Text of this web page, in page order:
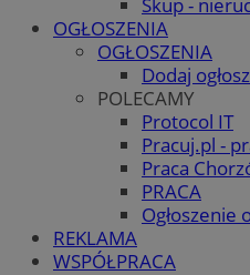
OGŁOSZENIA
OGŁOSZENIA
Dodaj
POLECAMY
Protocol IT
Pracuj.pl -
Praca
PRACA
Ogłoszenie
REKLAMA
WSPÓŁPRACA